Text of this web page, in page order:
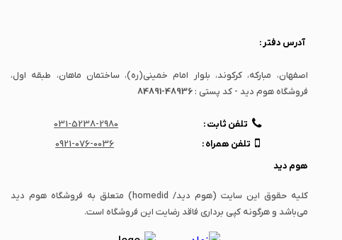
آدرس دفتر :
اصفهان، مبارکه، کرکوند، بلوار امام خمینی(ره)، ساختمان ماهان، طبقه اول،
فروشگاه هوم دید - کد پستی :84891-48936
تلفن ثابت :
031-5238-2980
تلفن همراه :
0921-076-0036
هوم دید
کلیه حقوق این سایت (هوم دید/ homedid) متعلق به فروشگاه هوم دید
می‌باشد و هرگونه کپی برداری فاقد رضایت این فروشگاه است.